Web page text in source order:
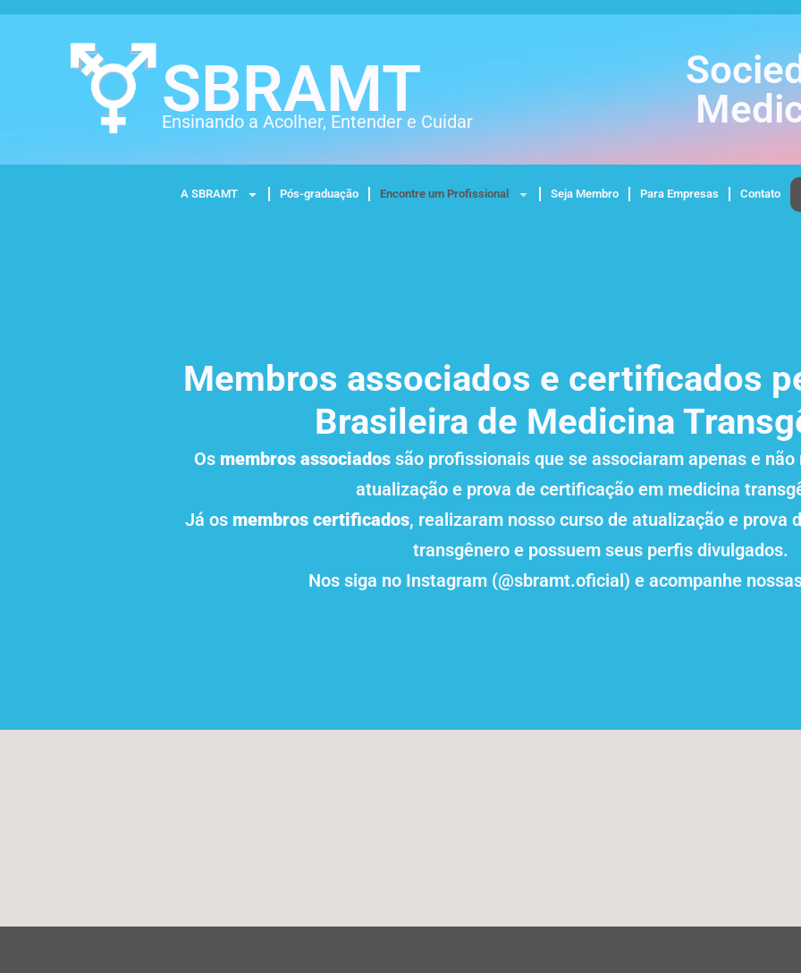
SBRAMT
Ensinando a Acolher, Entender e Cuidar
A SBRAMT Pós-graduação Encontre um Profissional Seja Membro Para Empresas Contato
Membros associados e certificados
Brasileira de Medicina
Os membros associadossão profissionais que se associaram apenas e
atualização e prova de certificação em medicina
Já os membros certificados, realizaram nosso curso de atualização e prova
transgênero e possuem seus perfis divulgados.
Nos siga no Instagram (@sbramt.oficial) e acompanhe